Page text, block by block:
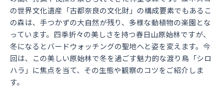
の世界文化遺産「古都奈良の文化財」の構成要素でもあるこ
の森は、手つかずの大自然が残り、多様な動植物の楽園とな
っています。四季折々の美しさを持つ春日山原始林ですが、
冬になるとバードウォッチングの聖地へと姿を変えます。今
回は、この美しい原始林で冬を過ごす魅力的な渡り鳥「シロ
ハラ」に焦点を当て、その生態や観察のコツをご紹介しま
す。